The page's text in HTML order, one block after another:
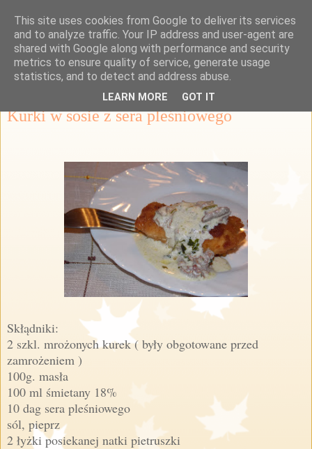
Przepisy Margaretki
Kurki w sosie z sera pleśniowego
Skłądniki:
2 szkl. mrożonych kurek ( były obgotowane przed
zamrożeniem )
100g. masła
100 ml śmietany 18%
10 dag sera pleśniowego
sól, pieprz
2 łyżki posiekanej natki pietruszki
This site uses cookies from Google to deliver its services
and to analyze traffic. Your IP address and user-agent are
shared with Google along with performance and security
metrics to ensure quality of service, generate usage
statistics, and to detect and address abuse.
LEARN MORE GOT IT